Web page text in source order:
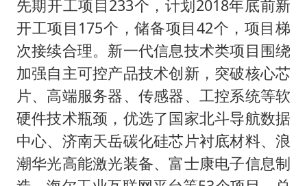
先期开工项目233个，计划2018年底前新
开工项目175个，储备项目42个，项目梯
次接续合理。新一代信息技术类项目围绕
加强自主可控产品技术创新，突破核心芯
片、高端服务器、传感器、工控系统等软
硬件技术瓶颈，优选了国家北斗导航数据
中心、济南天岳碳化硅芯片衬底材料、浪
潮华光高能激光装备、富士康电子信息制